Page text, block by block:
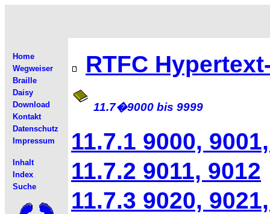
Home
Wegweiser
Braille
Daisy
Download
Kontakt
Datenschutz
Impressum
Inhalt
Index
Suche
RTFC
11.7�9000 bis 9999
11.7.1 9000,
11.7.2 9011, 9012
11.7.3 9020,